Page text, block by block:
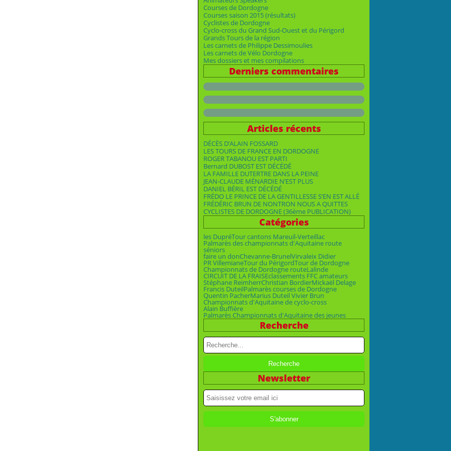
Courses de Dordogne
Courses saison 2015 (résultats)
Cyclistes de Dordogne
Cyclo-cross du Grand Sud-Ouest et du Périgord
Grands Tours de la région
Les carnets de Philippe Dessimoulies
Les carnets de Vélo Dordogne
Mes dossiers et mes compilations
Derniers commentaires
Articles récents
DÉCÈS D’ALAIN FOSSARD
LES TOURS DE FRANCE EN DORDOGNE
ROGER TABANOU EST PARTI
Bernard DUBOST EST DÉCÉDÉ
LA FAMILLE DUTERTRE DANS LA PEINE
JEAN-CLAUDE MÉNARDIE N’EST PLUS
DANIEL BÉRIL EST DÉCÉDÉ
FRÉDO LE PRINCE DE LA GENTILLESSE S’EN EST ALLÉ
FRÉDÉRIC BRUN DE NONTRON NOUS A QUITTES
CYCLISTES DE DORDOGNE (36ème PUBLICATION)
Catégories
les DupréTour cantons Mareuil-Verteillac
Palmarès des championnats d'Aquitaine route
séniors
faire un donChevanne-BrunelVirvaleix Didier
PR VillemianeTour du PérigordTour de Dordogne
Championnats de Dordogne routeLalinde
CIRCUIT DE LA FRAISEclassements FFC amateurs
Stéphane ReimherrChristian BordierMickaël Delage
Francis DuteilPalmarès courses de Dordogne
Quentin PacherMarius Duteil Vivier Brun
Championnats d'Aquitaine de cyclo-cross
Alain Buffière
Palmarès Championnats d'Aquitaine des jeunes
Recherche
Newsletter